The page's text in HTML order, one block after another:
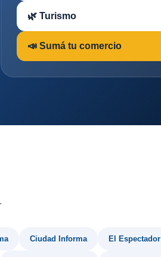
🌿 Turismo
📣 Sumá tu comercio
Ciudad Informa El Espectador